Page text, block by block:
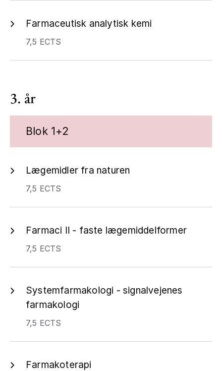
Farmaceutisk analytisk kemi
7,5 ECTS
3. år
Blok 1+2
Lægemidler fra naturen
7,5 ECTS
Farmaci II - faste lægemiddelformer
7,5 ECTS
Systemfarmakologi - signalvejenes
farmakologi
7,5 ECTS
Farmakoterapi